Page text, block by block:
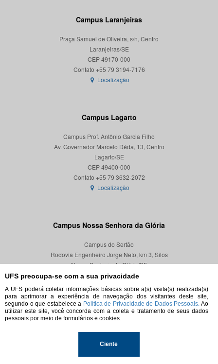
UFS preocupa-se com a sua privacidade
A UFS poderá coletar informações básicas sobre a(s) visita(s) realizada(s)
para aprimorar a experiência de navegação dos visitantes deste site,
segundo o que estabelece a Política de Privacidade de Dados Pessoais. Ao
utilizar este site, você concorda com a coleta e tratamento de seus dados
pessoais por meio de formulários e cookies.
Ciente
Campus Laranjeiras
Praça Samuel de Oliveira, s/n, Centro
Laranjeiras/SE
CEP 49170-000
Localização
Campus Lagarto
Campus Prof. Antônio Garcia Filho
Av. Governador Marcelo Déda, 13, Centro
Lagarto/SE
CEP 49400-000
Localização
Campus Nossa Senhora da Glória
Campus do Sertão
Rodovia Engenheiro Jorge Neto, km 3, Silos
Nossa Senhora da Glória/SE
CEP 49680-000
Localização
© 2026. Todos os direitos reservados.
Universidade Federal de Sergipe.